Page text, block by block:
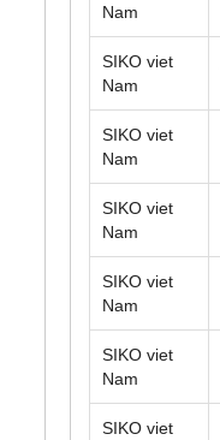
Nam
SIKO viet
Nam
SIKO viet
Nam
SIKO viet
Nam
SIKO viet
Nam
SIKO viet
Nam
SIKO viet